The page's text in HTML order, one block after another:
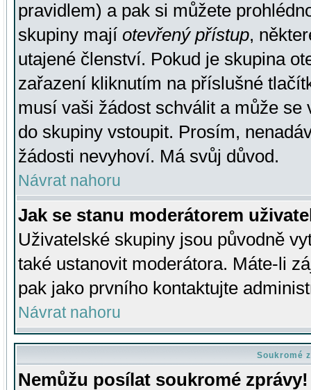
pravidlem) a pak si můžete
skupiny mají otevřený přístup,
utajené členství. Pokud je skupina
zařazení kliknutím na příslušné
musí vaši žádost schválit a může se
do skupiny vstoupit. Prosím,
žádosti nevyhoví. Má svůj důvod.
Návrat nahoru
Jak se stanu moderátorem
Uživatelské skupiny jsou původně
také ustanovit moderátora. Máte-li
pak jako prvního kontaktujte
Návrat nahoru
Soukromé
Nemůžu posílat soukromé zprávy!